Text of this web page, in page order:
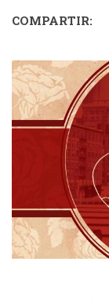
COMPARTIR: